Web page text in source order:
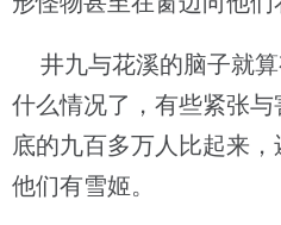
井九与花溪的脑子就算
什么情况了，有些紧张
底的九百多万人比起来
他们有雪姬。